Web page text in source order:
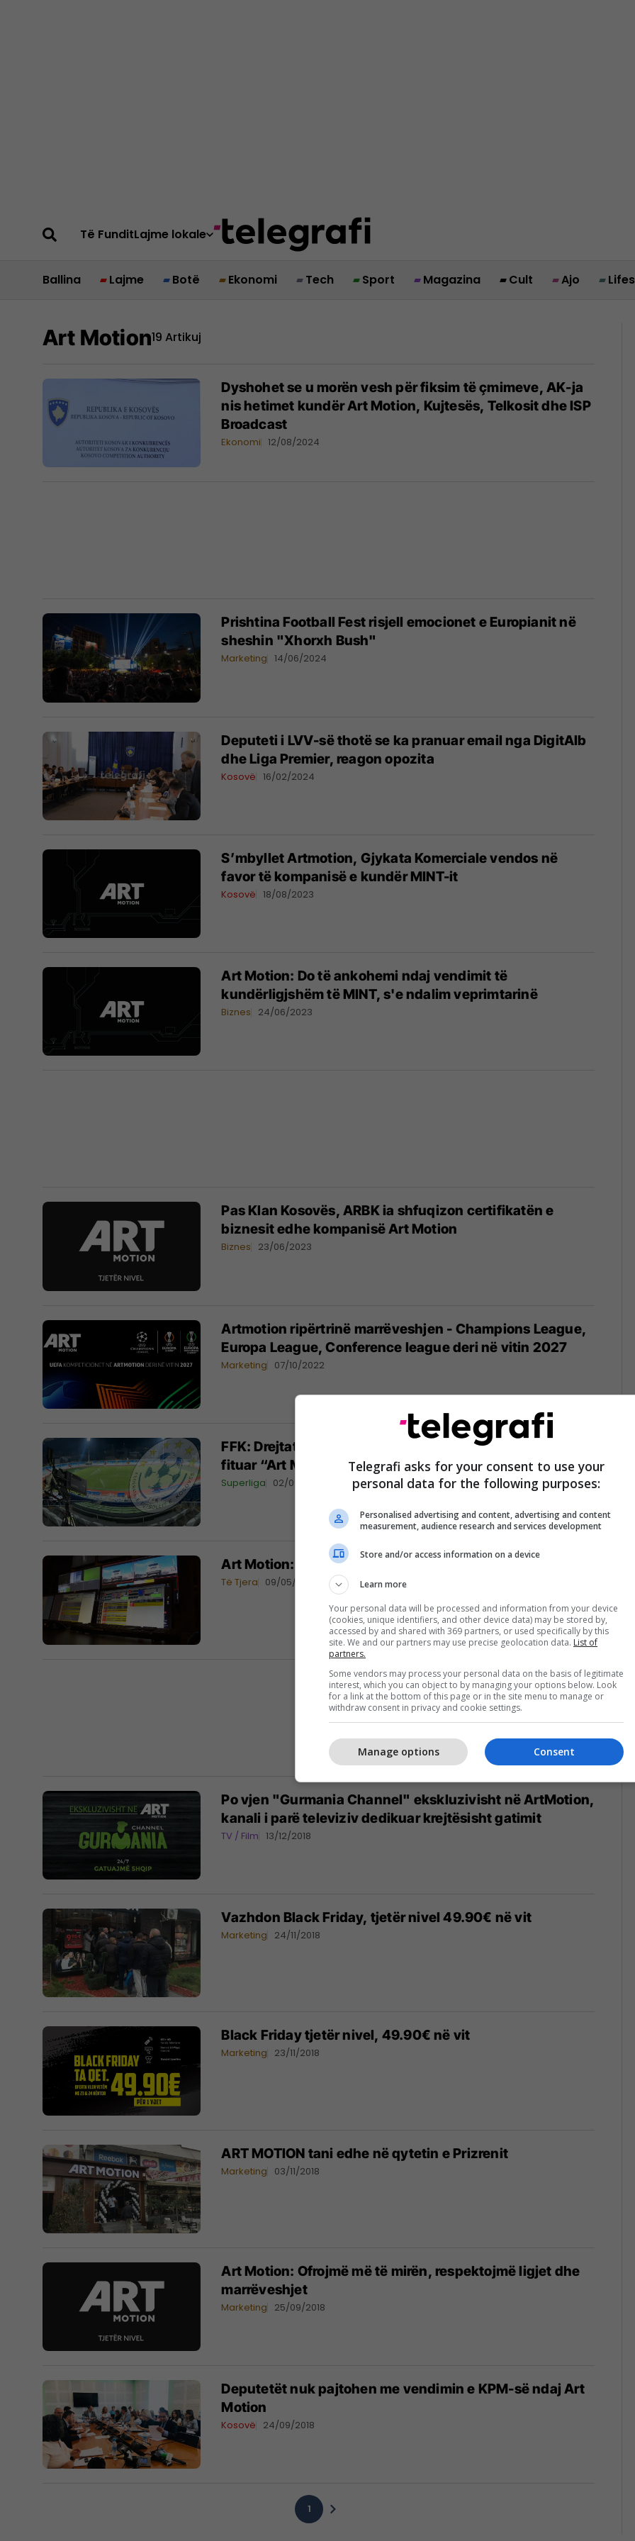
Të FunditLajme lokale
Ballina Lajme Botë Ekonomi Tech Sport Magazina Cult Ajo
Art Motion19 Artikuj
Dyshohet se u morën vesh për fiksim të çmimeve, AK-ja
nis hetimet kundër Art Motion, Kujtesës, Telkosit dhe ISP
Broadcast
Ekonomi 12/08/2024
Prishtina Football Fest risjell emocionet e Europianit në
sheshin "Xhorxh Bush"
Marketing 14/06/2024
Deputeti i LVV-së thotë se ka pranuar email nga DigitAlb
dhe Liga Premier, reagon opozita
Kosovë 16/02/2024
S’mbyllet Artmotion, Gjykata Komerciale vendos në
favor të kompanisë e kundër MINT-it
Kosovë 18/08/2023
Art Motion: Do të ankohemi ndaj vendimit të
kundërligjshëm të MINT, s'e ndalim veprimtarinë
Biznes 24/06/2023
Pas Klan Kosovës, ARBK ia shfuqizon certifikatën e
biznesit edhe kompanisë Art Motion
Biznes 23/06/2023
Artmotion ripërtrinë marrëveshjen - Champions League,
Europa League, Conference league deri në vitin 2027
Marketing 07/10/2022
FFK: Drejtat televizive për Superligën e Kosovës i ka
fituar “Art Motion & Klan Kosova”, ofruan 380 mijë euro
Superliga 02/09/2020
Art Motion: DigitAlb e Tibo po bëjnë pirateri
Të Tjera 09/05/2020
Po vjen "Gurmania Channel" ekskluzivisht në ArtMotion,
kanali i parë televiziv dedikuar krejtësisht gatimit
TV / Film 13/12/2018
Vazhdon Black Friday, tjetër nivel 49.90€ në vit
Marketing 24/11/2018
Black Friday tjetër nivel, 49.90€ në vit
Marketing 23/11/2018
ART MOTION tani edhe në qytetin e Prizrenit
Marketing 03/11/2018
Art Motion: Ofrojmë më të mirën, respektojmë ligjet dhe
marrëveshjet
Marketing 25/09/2018
Deputetët nuk pajtohen me vendimin e KPM-së ndaj Art
Motion
Kosovë 24/09/2018
1
Telegrafi asks for your consent to use your
personal data for the following purposes:
Personalised advertising and content, advertising and content
measurement, audience research and services development
Store and/or access information on a device
Learn more
Your personal data will be processed and information from your device
(cookies, unique identifiers, and other device data) may be stored by,
accessed by and shared with 369 partners, or used specifically by this
site. We and our partners may use precise geolocation data. List of
partners.
Some vendors may process your personal data on the basis of legitimate
interest, which you can object to by managing your options below. Look
for a link at the bottom of this page or in the site menu to manage or
withdraw consent in privacy and cookie settings.
Consent
Manage options